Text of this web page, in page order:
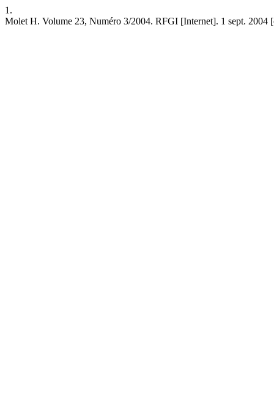
1.
Molet H. Volume 23, Numéro 3/2004. RFGI [Internet]. 1 sept.